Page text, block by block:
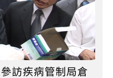
訪疾病管制局倉